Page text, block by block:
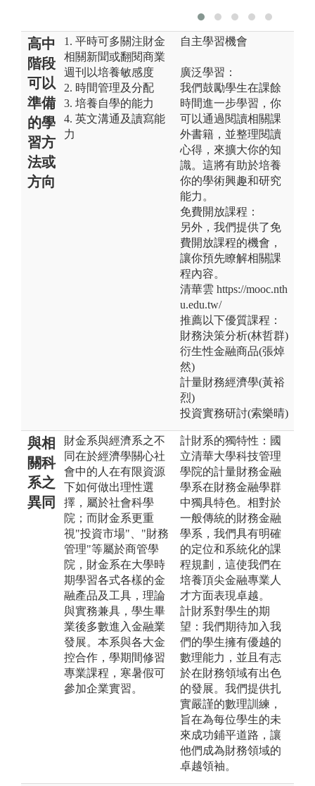
高中
階段
可以
準備
的學
習方
法或
方向
1. 平時可多關注財金
相關新聞或翻閱商業
週刊以培養敏感度
2. 時間管理及分配
3. 培養自學的能力
4. 英文溝通及讀寫能
力
自主學習機會
廣泛學習：
我們鼓勵學生在課餘
時間進一步學習，你
可以通過閱讀相關課
外書籍，並整理閱讀
心得，來擴大你的知
識。這將有助於培養
你的學術興趣和研究
能力。
免費開放課程：
另外，我們提供了免
費開放課程的機會，
讓你預先瞭解相關課
程內容。
清華雲 https://mooc.nth
u.edu.tw/
推薦以下優質課程：
財務決策分析(林哲群)
衍生性金融商品(張焯
然)
計量財務經濟學(黃裕
烈)
投資實務研討(索樂晴)
與相
關科
系之
異同
財金系與經濟系之不
同在於經濟學關心社
會中的人在有限資源
下如何做出理性選
擇，屬於社會科學
院；而財金系更重
視"投資市場"、"財務
管理"等屬於商管學
院，財金系在大學時
期學習各式各樣的金
融產品及工具，理論
與實務兼具，學生畢
業後多數進入金融業
發展。本系與各大金
控合作，學期間修習
專業課程，寒暑假可
參加企業實習。
計財系的獨特性：國
立清華大學科技管理
學院的計量財務金融
學系在財務金融學群
中獨具特色。相對於
一般傳統的財務金融
學系，我們具有明確
的定位和系統化的課
程規劃，這使我們在
培養頂尖金融專業人
才方面表現卓越。
計財系對學生的期
望：我們期待加入我
們的學生擁有優越的
數理能力，並且有志
於在財務領域有出色
的發展。我們提供扎
實嚴謹的數理訓練，
旨在為每位學生的未
來成功鋪平道路，讓
他們成為財務領域的
卓越領袖。